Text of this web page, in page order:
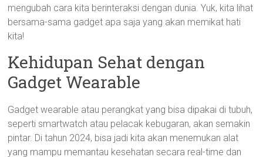
mengubah cara kita berinteraksi dengan dunia. Yuk, kita lihat
bersama-sama gadget apa saja yang akan memikat hati
kita!
Kehidupan Sehat dengan
Gadget Wearable
Gadget wearable atau perangkat yang bisa dipakai di tubuh,
seperti smartwatch atau pelacak kebugaran, akan semakin
pintar. Di tahun 2024, bisa jadi kita akan menemukan alat
yang mampu memantau kesehatan secara real-time dan